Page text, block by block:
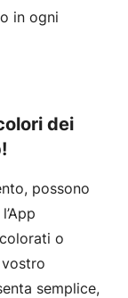
in ogni
dei
possono
o
semplice,